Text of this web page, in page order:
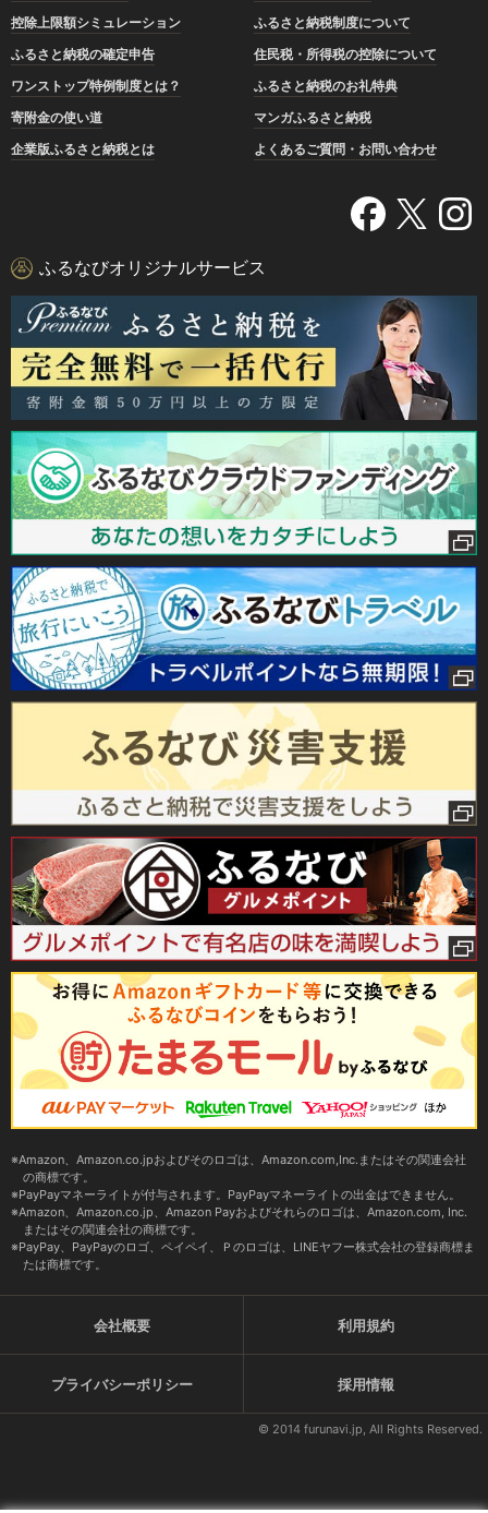
控除上限額シミュレーション
ふるさと納税制度について
ふるさと納税の確定申告
住民税・所得税の控除について
ワンストップ特例制度とは？
ふるさと納税のお礼特典
寄附金の使い道
マンガふるさと納税
企業版ふるさと納税とは
よくあるご質問・お問い合わせ
ふるなびオリジナルサービス
Amazon、Amazon.co.jpおよびそのロゴは、Amazon.com,Inc.またはその関連会社
の商標です。
PayPayマネーライトが付与されます。PayPayマネーライトの出金はできません。
Amazon、Amazon.co.jp、Amazon Payおよびそれらのロゴは、Amazon.com, Inc.
またはその関連会社の商標です。
PayPay、PayPayのロゴ、ペイペイ、Ｐのロゴは、LINEヤフー株式会社の登録商標ま
たは商標です。
会社概要 利用規約
プライバシーポリシー 採用情報
© 2014 furunavi.jp, All Rights Reserved.